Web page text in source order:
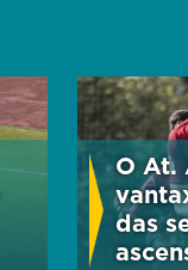
O At.
das